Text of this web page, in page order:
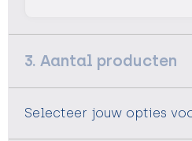
3. Aantal producten
Selecteer jouw opties